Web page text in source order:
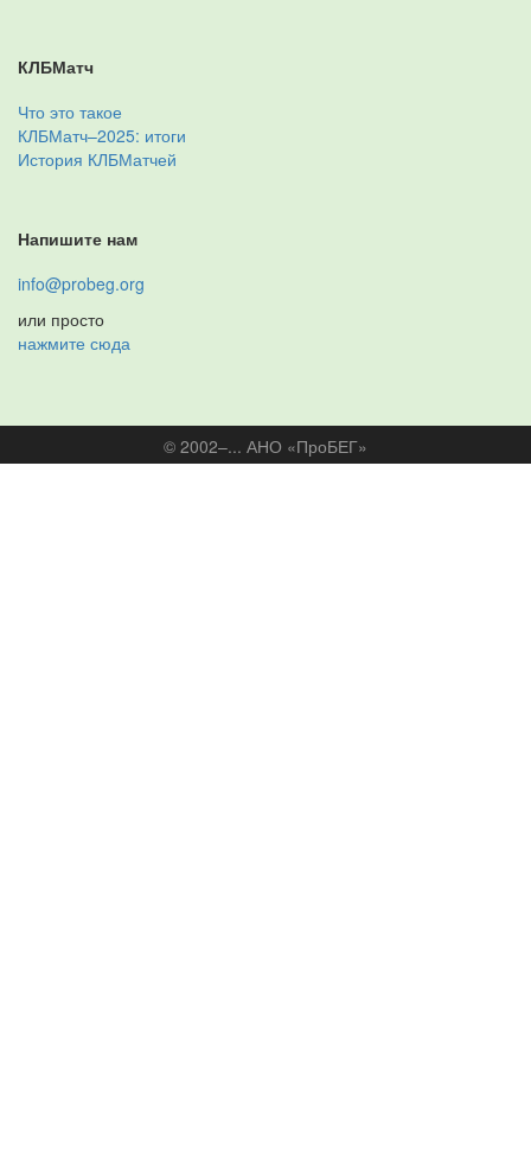
КЛБМатч
Что это такое
КЛБМатч–2025: итоги
История КЛБМатчей
Напишите нам
info@probeg.org
или просто
нажмите сюда
© 2002–... АНО «ПроБЕГ»